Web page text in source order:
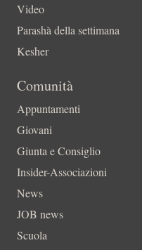
Video
Parashà della settimana
Kesher
Comunità
Appuntamenti
Giovani
Giunta e Consiglio
Insider-Associazioni
News
JOB news
Scuola